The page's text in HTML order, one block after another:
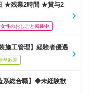
★残業2時間 ★賞与2
女性のおしごと掲載中
施工管理】経験者優遇
卒歓迎
系総合職】◆未経験歓